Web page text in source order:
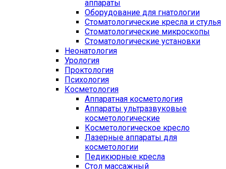
аппараты
Оборудование для гнатологии
Стоматологические кресла и стулья
Стоматологические микроскопы
Стоматологические установки
Неонатология
Урология
Проктология
Психология
Косметология
Аппаратная косметология
Аппараты ультразвуковые
косметологические
Косметологическое кресло
Лазерные аппараты для
косметологии
Педикюрные кресла
Стол массажный